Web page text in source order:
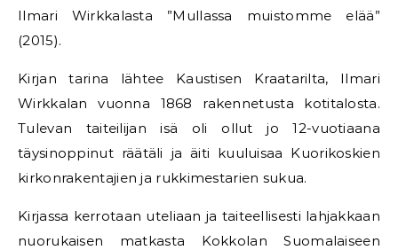
Ilmari Wirkkalasta ”Mullassa muistomme elää”
(2015).
Kirjan tarina lähtee Kaustisen Kraatarilta, Ilmari
Wirkkalan vuonna 1868 rakennetusta kotitalosta.
Tulevan taiteilijan isä oli ollut jo 12-vuotiaana
täysinoppinut räätäli ja äiti kuuluisaa Kuorikoskien
kirkonrakentajien ja rukkimestarien sukua.
Kirjassa kerrotaan uteliaan ja taiteellisesti lahjakkaan
nuorukaisen matkasta Kokkolan Suomalaiseen